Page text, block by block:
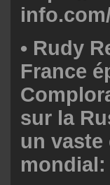
• Rudy
France
sur la
un
mondial: